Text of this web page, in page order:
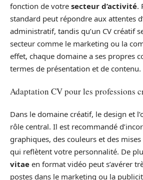
fonction de votre secteur d’activité.
standard peut répondre aux attentes
administratif, tandis qu’un CV créatif
secteur comme le marketing ou la
effet, chaque domaine a ses propres
termes de présentation et de contenu.
Adaptation CV pour les professions
Dans le domaine créatif, le design et
rôle central. Il est recommandé
graphiques, des couleurs et des
qui reflètent votre personnalité. De
vitae en format vidéo peut s’avérer
postes dans le marketing ou la